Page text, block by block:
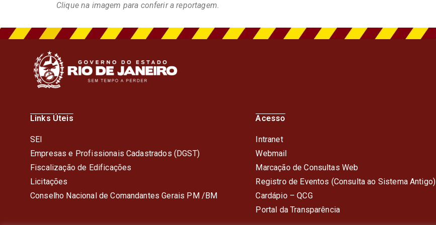
Clique na imagem para conferir a reportagem.
Links Úteis
SEI
Empresas e Profissionais Cadastrados (DGST)
Fiscalização de Edificações
Licitações
Conselho Nacional de Comandantes Gerais PM /BM
Acesso
Intranet
Webmail
Marcação de Consultas Web
Registro de Eventos (Consulta ao Sistema Antigo)
Cardápio – QCG
Portal da Transparência